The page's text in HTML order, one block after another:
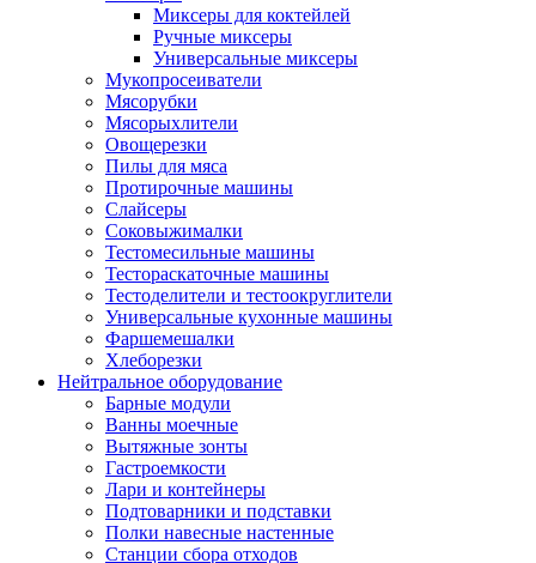
Миксеры для коктейлей
Ручные миксеры
Универсальные миксеры
Мукопросеиватели
Мясорубки
Мясорыхлители
Овощерезки
Пилы для мяса
Протирочные машины
Слайсеры
Соковыжималки
Тестомесильные машины
Тестораскаточные машины
Тестоделители и тестоокруглители
Универсальные кухонные машины
Фаршемешалки
Хлеборезки
Нейтральное оборудование
Барные модули
Ванны моечные
Вытяжные зонты
Гастроемкости
Лари и контейнеры
Подтоварники и подставки
Полки навесные настенные
Станции сбора отходов